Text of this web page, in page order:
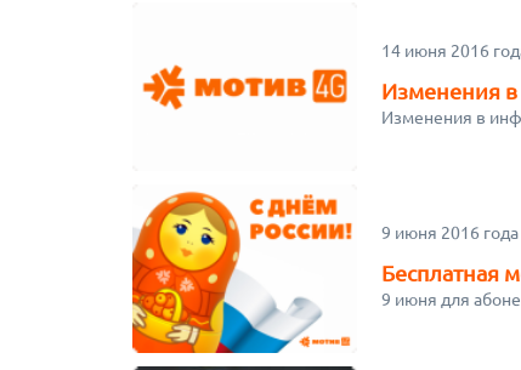
14 июня 2016
Изменения
Изменения в
9 июня 2016 года
Бесплатная
9 июня для